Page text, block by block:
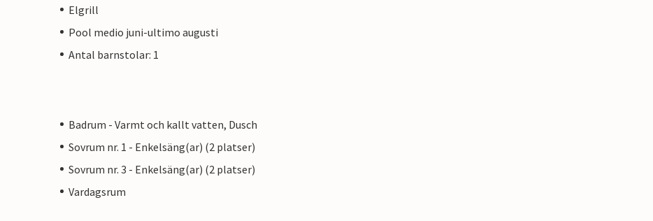
Elgrill
Pool medio juni-ultimo augusti
Antal barnstolar: 1
Badrum - Varmt och kallt vatten, Dusch
Sovrum nr. 1 - Enkelsäng(ar) (2 platser)
Sovrum nr. 3 - Enkelsäng(ar) (2 platser)
Vardagsrum